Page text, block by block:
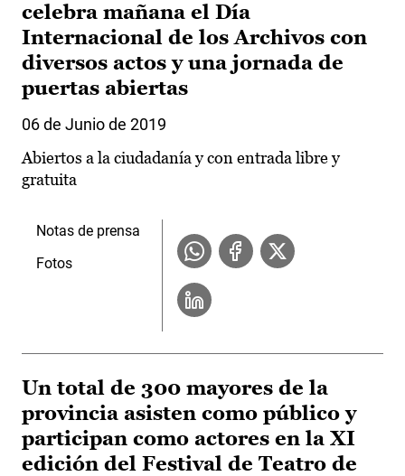
celebra mañana el Día
Internacional de los Archivos con
diversos actos y una jornada de
puertas abiertas
06 de Junio de 2019
Abiertos a la ciudadanía y con entrada libre y
gratuita
Notas de prensa
Fotos
Un total de 300 mayores de la
provincia asisten como público y
participan como actores en la XI
edición del Festival de Teatro de